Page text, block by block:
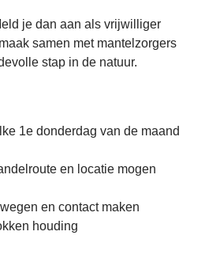
je dan aan als vrijwilliger
samen met mantelzorgers
stap in de natuur.
1e donderdag van de maand
en locatie mogen
en contact maken
houding